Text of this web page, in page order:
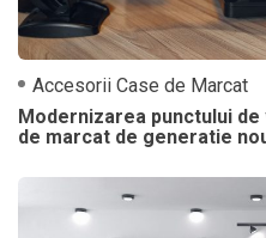
Accesorii Case de Marcat
Modernizarea punctului
de marcat de generatie